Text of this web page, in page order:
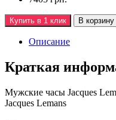
Купить в 1 клик В корзину
Описание
Краткая
Мужские часы Jacques
Jacques Lemans